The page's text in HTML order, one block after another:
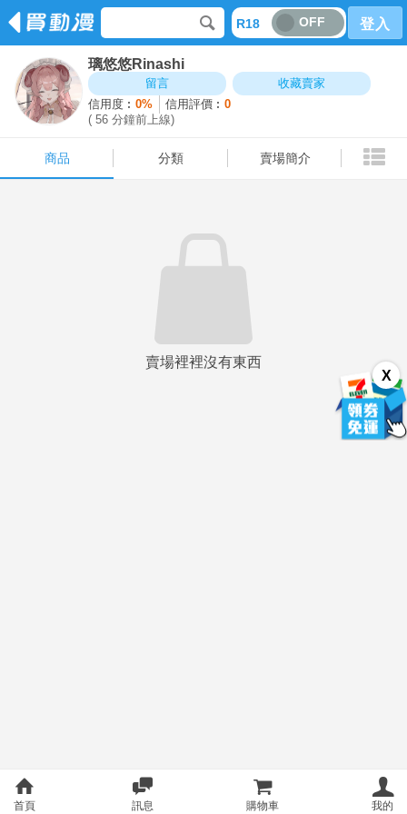
R18 OFF 登入
璃悠悠Rinashi
留言
收藏賣家
信用度︰0% 信用評價︰0
( 56 分鐘前上線)
商品 分類 賣場簡介
X
賣場裡裡沒有東西
商品 分類
首頁 訊息 購物車 我的